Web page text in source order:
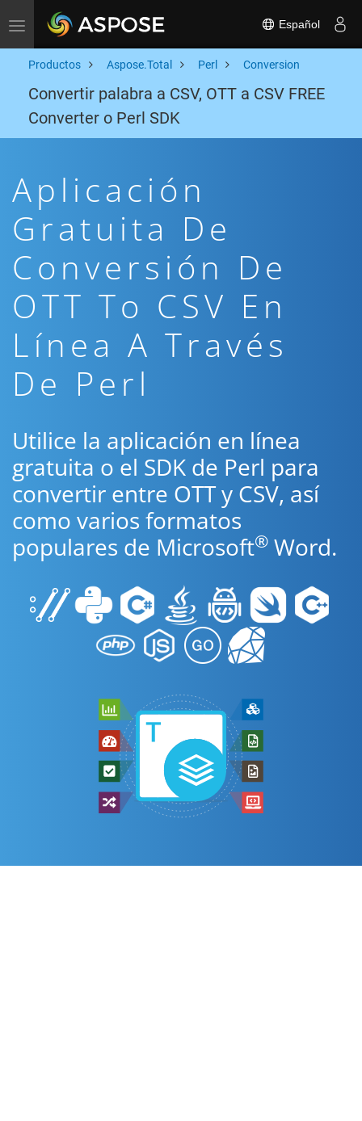
Toggle navigation Español
Productos Aspose.Total Perl Conversion
Convertir palabra a CSV, OTT a CSV FREE
Converter o Perl SDK
Aplicación
Gratuita De
Conversión De
OTT To CSV En
Línea A Través
De Perl
Utilice la aplicación en línea
gratuita o el SDK de Perl para
convertir entre OTT y CSV, así
como varios formatos
populares de Microsoft® Word.